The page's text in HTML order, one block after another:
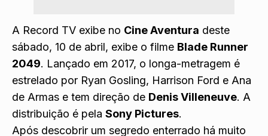
A Record TV exibe no Cine Aventura deste
sábado, 10 de abril, exibe o filme Blade Runner
2049. Lançado em 2017, o longa-metragem é
estrelado por Ryan Gosling, Harrison Ford e Ana
de Armas e tem direção de Denis Villeneuve. A
distribuição é pela Sony Pictures.
Após descobrir um segredo enterrado há muito